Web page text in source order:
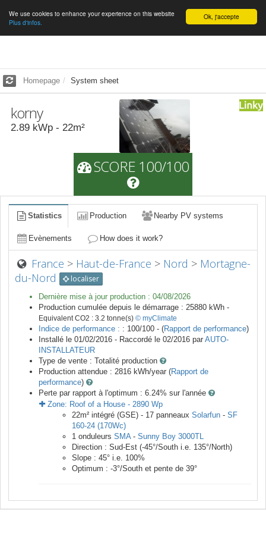
English Ok, j'accepte
We use cookies to enhance your experience on this website
Plus d'infos.
Homepage System sheet
korny
2.89 kWp - 22m²
SCORE 100/100
Statistics Production Nearby PV systems
Evènements How does it work?
France > Haut-de-France > Nord > Mortagne-
du-Nord
localiser
Dernière mise à jour production : 04/08/2026
Production cumulée depuis le démarrage : 25880 kWh -
Equivalent CO2 : 3.2 tonne(s) © myClimate
Indice de performance : : 100/100 - (Rapport de performance)
Installé le 01/02/2016 - Raccordé le 02/2016 par AUTO-
INSTALLATEUR
Type de vente : Totalité production
Production attendue : 2816 kWh/year (Rapport de
performance)
Perte par rapport à l'optimum : 6.24% sur l'année
Zone: Roof of a House - 2890 Wp
22m² intégré (GSE) - 17 panneaux Solarfun - SF
160-24 (170Wc)
1 onduleurs SMA- Sunny Boy 3000TL
Direction : Sud-Est (-45°/South i.e. 135°/North)
Slope : 45° i.e. 100%
Optimum : -3°/South et pente de 39°